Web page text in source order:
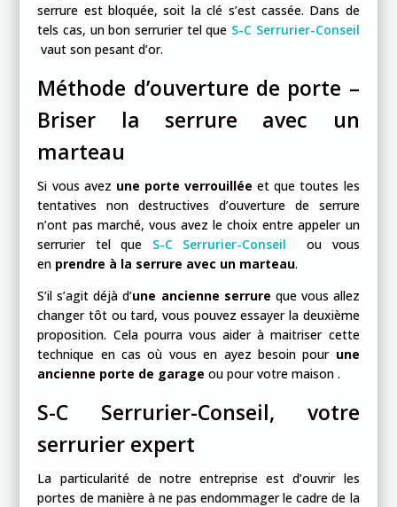
serrure est bloquée, soit la clé s’est cassée. Dans de
tels cas, un bon serrurier tel que S-C Serrurier-Conseil
vaut son pesant d’or.
Méthode d’ouverture de porte –
Briser la serrure avec un
marteau
Si vous avez une porte verrouillée et que toutes les
tentatives non destructives d’ouverture de serrure
n’ont pas marché, vous avez le choix entre appeler un
serrurier tel que S-C Serrurier-Conseil
ou vous
en prendre à la serrure avec un marteau.
S’il s’agit déjà d’une ancienne serrure que vous allez
changer tôt ou tard, vous pouvez essayer la deuxième
proposition. Cela pourra vous aider à maitriser cette
technique en cas où vous en ayez besoin pour une
ancienne porte de garage ou pour votre maison .
S-C Serrurier-Conseil, votre
serrurier expert
La particularité de notre entreprise est d’ouvrir les
portes de manière à ne pas endommager le cadre de la